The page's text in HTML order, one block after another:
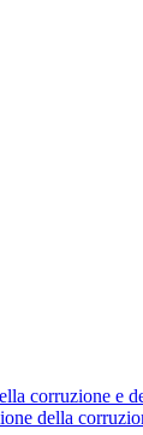
corruzione e
della